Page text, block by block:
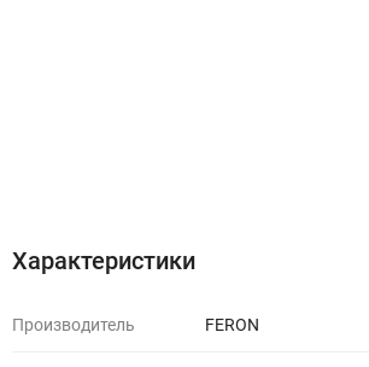
Характеристики
Производитель FERON